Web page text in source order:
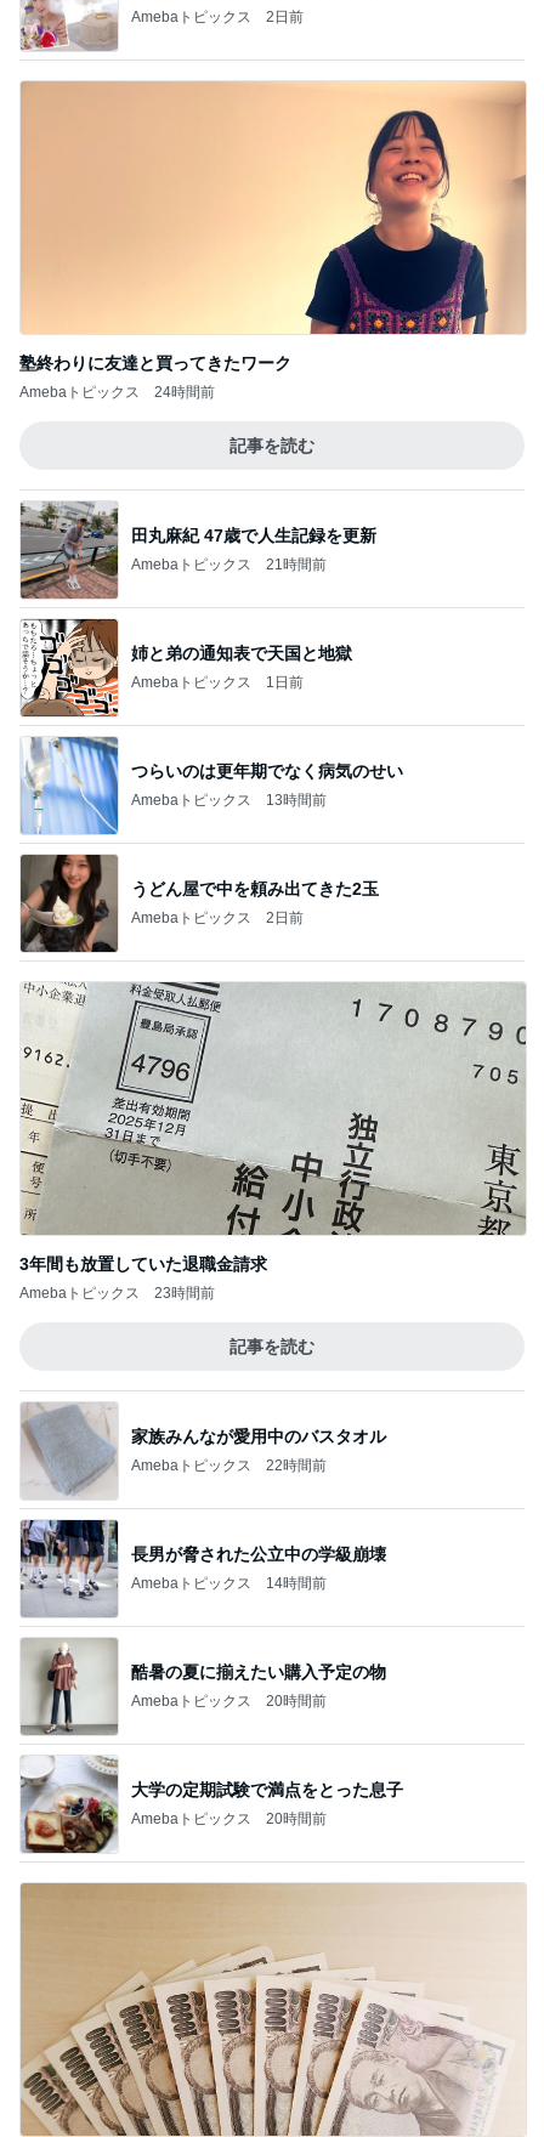
Amebaトピックス 2日前
塾終わりに友達と買ってきたワーク
Amebaトピックス 24時間前
記事を読む
田丸麻紀 47歳で人生記録を更新
Amebaトピックス 21時間前
姉と弟の通知表で天国と地獄
Amebaトピックス 1日前
つらいのは更年期でなく病気のせい
Amebaトピックス 13時間前
うどん屋で中を頼み出てきた2玉
Amebaトピックス 2日前
3年間も放置していた退職金請求
Amebaトピックス 23時間前
記事を読む
家族みんなが愛用中のバスタオル
Amebaトピックス 22時間前
長男が脅された公立中の学級崩壊
Amebaトピックス 14時間前
酷暑の夏に揃えたい購入予定の物
Amebaトピックス 20時間前
大学の定期試験で満点をとった息子
Amebaトピックス 20時間前